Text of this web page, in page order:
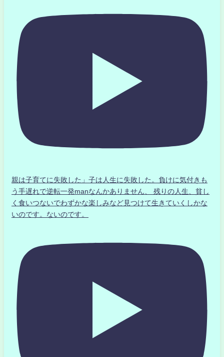
親は子育てに失敗した」子は人生に失敗した。負けに気付きも
う手遅れで逆転一発manなんかありません、 残りの人生、貧し
く食いつないでわずかな楽しみなど見つけて生きていくしかな
いのです。ないのです。